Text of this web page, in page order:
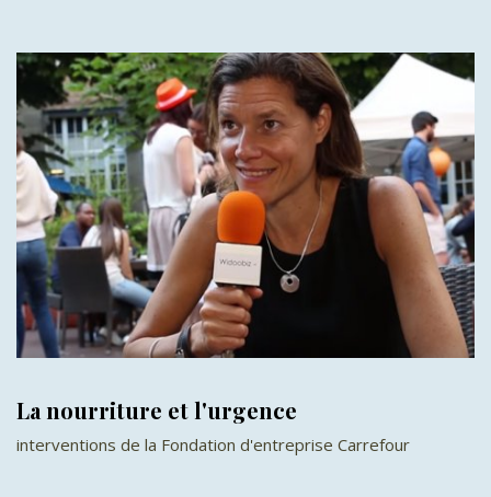
La nourriture et l'urgence
interventions de la Fondation d'entreprise Carrefour